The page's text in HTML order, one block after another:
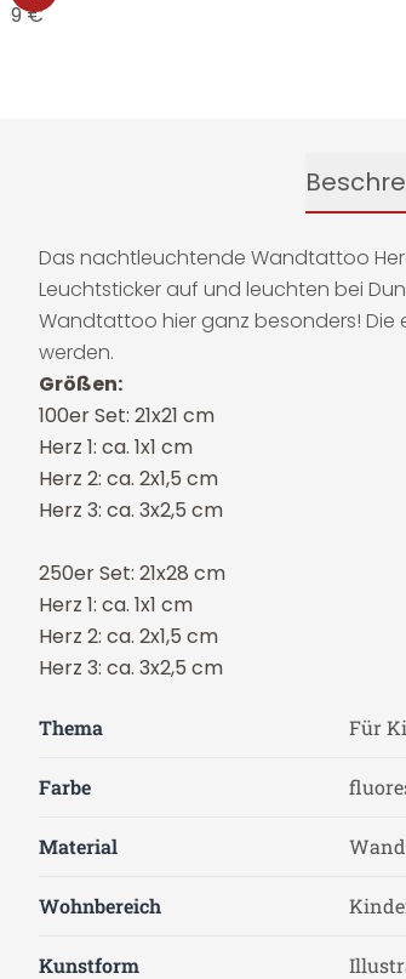
€
Das nachtleuchtende Wandtattoo
Leuchtsticker auf und leuchten bei
Wandtattoo hier ganz besonders!
werden.
Größen:
100er Set: 21x21 cm
Herz 1: ca. 1x1 cm
Herz 2: ca. 2x1,5 cm
Herz 3: ca. 3x2,5 cm
250er Set: 21x28 cm
Herz 1: ca. 1x1 cm
Herz 2: ca. 2x1,5 cm
Herz 3: ca. 3x2,5 cm
Thema Für
Farbe
Material
Wohnbereich
Kunstform